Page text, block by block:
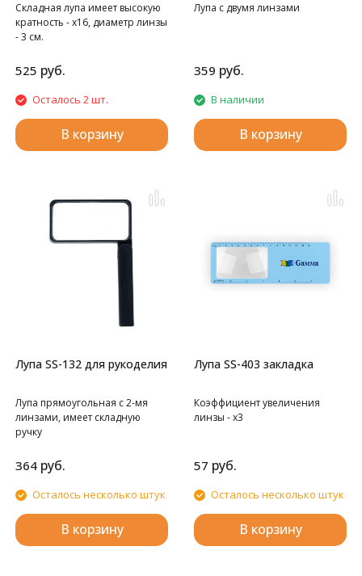
Складная лупа имеет высокую
кратность - x16, диаметр линзы
- 3 см.
525 руб.
Осталось 2 шт.
В корзину
Лупа с двумя линзами
359 руб.
В наличии
В корзину
Лупа SS-132 для рукоделия
Лупа прямоугольная с 2-мя
линзами, имеет складную
ручку
364 руб.
Осталось несколько штук
В корзину
Лупа SS-403 закладка
Коэффициент увеличения
линзы - х3
57 руб.
Осталось несколько штук
В корзину